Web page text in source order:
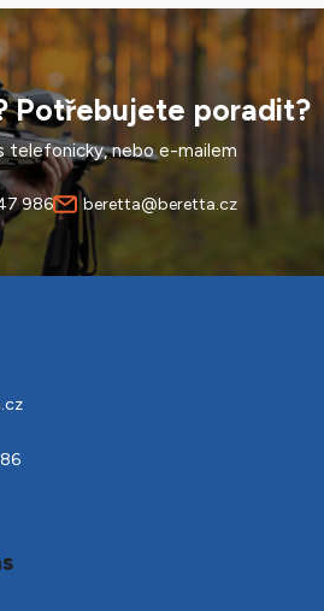
Potřebujete poradit?
telefonicky, nebo e-mailem
986 beretta@beretta.cz